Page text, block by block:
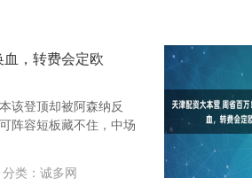
，转费会定欧
该登顶却被阿森纳反
阵容短板藏不住，中场
分类： 诚多网